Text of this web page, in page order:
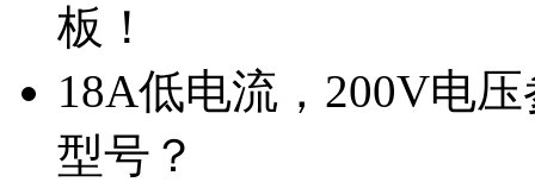
板！
18A低电流，200V电
型号？